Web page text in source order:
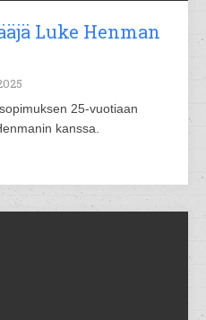
Luke Henman
25-vuotiaan
kanssa.